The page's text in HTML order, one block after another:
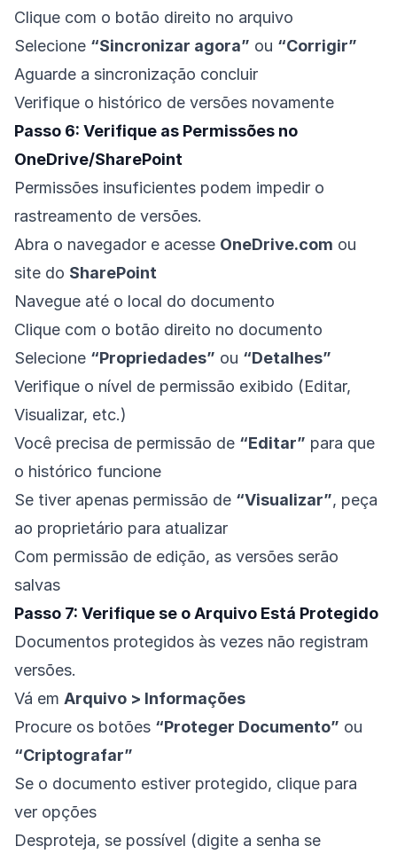
Clique com o botão direito no arquivo
Selecione “Sincronizar agora” ou “Corrigir”
Aguarde a sincronização concluir
Verifique o histórico de versões novamente
Passo 6: Verifique as Permissões no
OneDrive/SharePoint
Permissões insuficientes podem impedir o
rastreamento de versões.
Abra o navegador e acesse OneDrive.com ou
site do SharePoint
Navegue até o local do documento
Clique com o botão direito no documento
Selecione “Propriedades” ou “Detalhes”
Verifique o nível de permissão exibido (Editar,
Visualizar, etc.)
Você precisa de permissão de “Editar” para que
o histórico funcione
Se tiver apenas permissão de “Visualizar”, peça
ao proprietário para atualizar
Com permissão de edição, as versões serão
salvas
Passo 7: Verifique se o Arquivo Está Protegido
Documentos protegidos às vezes não registram
versões.
Vá em Arquivo > Informações
Procure os botões “Proteger Documento” ou
“Criptografar”
Se o documento estiver protegido, clique para
ver opções
Desproteja, se possível (digite a senha se